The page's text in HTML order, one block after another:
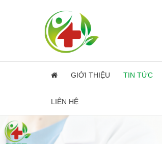
GIỚI THIỆU TIN TỨC
LIÊN HỆ